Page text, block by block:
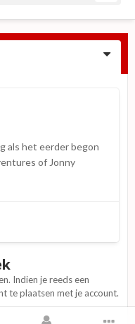
als het eerder begon
of Jonny
Indien je reeds een
te plaatsen met je account.